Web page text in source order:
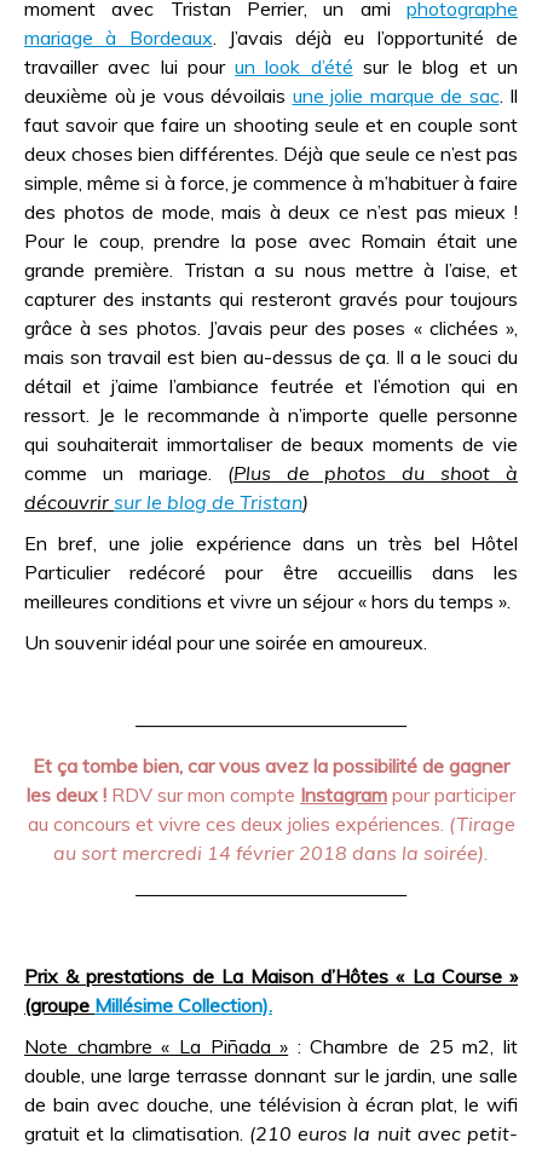
moment avec Tristan Perrier, un ami photographe
mariage à Bordeaux. J’avais déjà eu l’opportunité de
travailler avec lui pourun look d’été sur le blog et un
deuxième où je vous dévoilais une jolie marque de sac. Il
faut savoir que faire un shooting seule et en couple sont
deux choses bien différentes. Déjà que seule ce n’est pas
simple, même si à force, je commence à m’habituer à faire
des photos de mode, mais à deux ce n’est pas mieux !
Pour le coup, prendre la pose avec Romain était une
grande première. Tristan a su nous mettre à l’aise, et
capturer des instants qui resteront gravés pour toujours
grâce à ses photos. J’avais peur des poses « clichées »,
mais son travail est bien au-dessus de ça. Il a le souci du
détail et j’aime l’ambiance feutrée et l’émotion qui en
ressort. Je le recommande à n’importe quelle personne
qui souhaiterait immortaliser de beaux moments de vie
comme un mariage. (Plus de photos du shoot à
découvrir sur le blog de Tristan)
En bref, une jolie expérience dans un très bel Hôtel
Particulier redécoré pour être accueillis dans les
meilleures conditions et vivre un séjour « hors du temps ».
Un souvenir idéal pour une soirée en amoureux.
——————————————
Et ça tombe bien, car vous avez la possibilité de gagner
les deux ! RDV sur mon compte Instagram pour participer
au concours et vivre ces deux jolies expériences. (Tirage
au sort mercredi 14 février 2018 dans la soirée).
——————————————
Prix & prestations de La Maison d’Hôtes « La Course »
(groupe Millésime Collection).
Note chambre « La Piñada » : Chambre de 25 m2, lit
double, une large terrasse donnant sur le jardin, une salle
de bain avec douche, une télévision à écran plat, le wifi
gratuit et la climatisation. (210 euros la nuit avec petit-